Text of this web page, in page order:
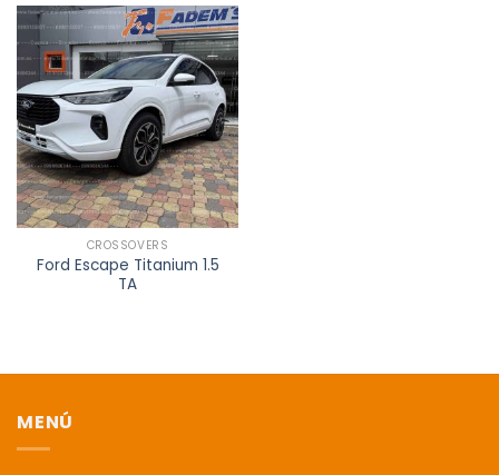
CROSSOVERS
Ford Escape Titanium 1.5
TA
MENÚ